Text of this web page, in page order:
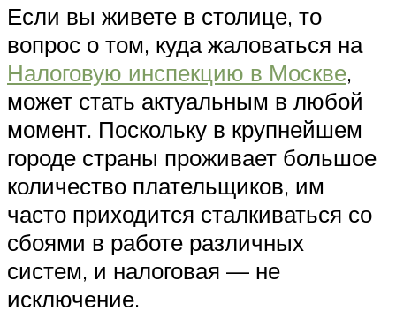
Если вы живете в столице, то
вопрос о том, куда жаловаться на
Налоговую инспекцию в Москве,
может стать актуальным в любой
момент. Поскольку в крупнейшем
городе страны проживает большое
количество плательщиков, им
часто приходится сталкиваться со
сбоями в работе различных
систем, и налоговая — не
исключение.